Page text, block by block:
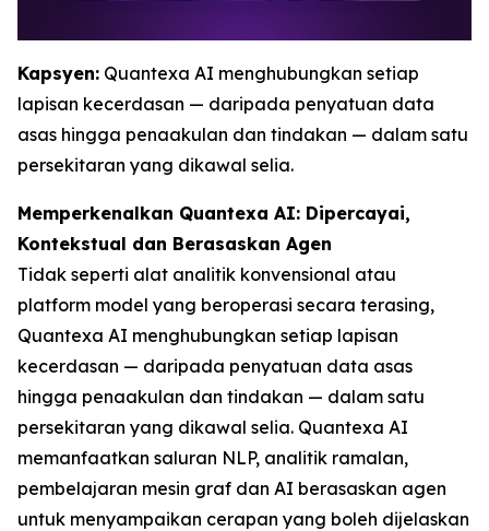
Kapsyen: Quantexa AI menghubungkan setiap
lapisan kecerdasan — daripada penyatuan data
asas hingga penaakulan dan tindakan — dalam satu
persekitaran yang dikawal selia.
Memperkenalkan Quantexa AI: Dipercayai,
Kontekstual dan Berasaskan Agen
Tidak seperti alat analitik konvensional atau
platform model yang beroperasi secara terasing,
Quantexa AI menghubungkan setiap lapisan
kecerdasan — daripada penyatuan data asas
hingga penaakulan dan tindakan — dalam satu
persekitaran yang dikawal selia. Quantexa AI
memanfaatkan saluran NLP, analitik ramalan,
pembelajaran mesin graf dan AI berasaskan agen
untuk menyampaikan cerapan yang boleh dijelaskan